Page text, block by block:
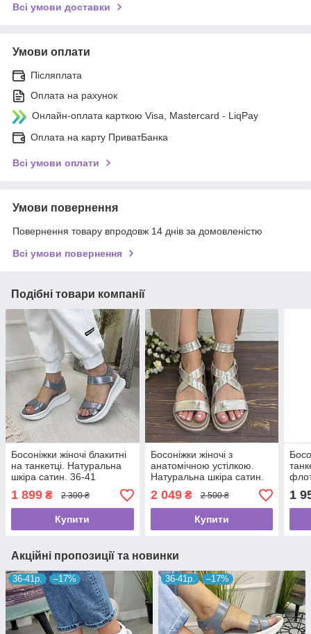
Всі умови доставки
Умови оплати
Післяплата
Оплата на рахунок
Онлайн-оплата карткою Visa, Mastercard - LiqPay
Оплата на карту ПриватБанка
Всі умови оплати
Умови повернення
Повернення товару впродовж 14 днів за домовленістю
Всі умови повернення
Подібні товари компанії
Босоніжки жіночі блакитні
на танкетці. Натуральна
шкіра сатин. 36-41
розміри
1 899 ₴ 2 300 ₴
Купити
Босоніжки жіночі з
анатомічною устілкою.
Натуральна шкіра сатин.
38 розмір
2 049₴ 2 500 ₴
Купити
1
Акційні пропозиції та новинки
36-41р. –17% 36-41р. –17%